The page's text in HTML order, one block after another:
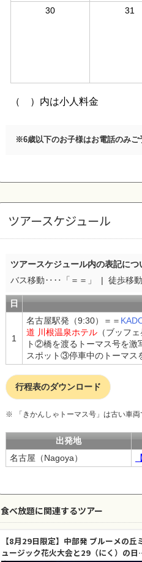
※6歳以下のお子様はお電話のみご
ツアースケジュール
ツアースケジュール内の表記につ
バス移動‥‥「＝＝」 徒歩移
日
1
名古屋駅発（9:30）＝＝
道 川根温泉ホテル （ブッフ
ト②橋を渡るトーマス号を激
スポット③停車中のトーマス
行程表のダウンロード
「きかんしゃトーマス号」は古い車
出発地
名古屋（Nagoya）
食べ放題に関連するツアー
【8月29日限定】中部発 ブルーメの丘
ュージック花火大会と29（にく）の日